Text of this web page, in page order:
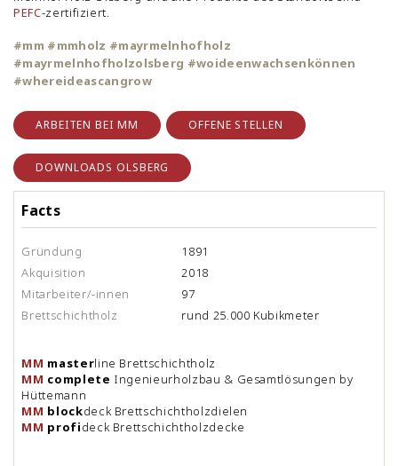
PEFC-zertifiziert.
#mm #mmholz #mayrmelnhofholz
#mayrmelnhofholzolsberg #woideenwachsenkönnen
#whereideascangrow
ARBEITEN BEI MM OFFENE STELLEN
DOWNLOADS OLSBERG
Facts
Gründung
1891
Akquisition
2018
Mitarbeiter/-innen
97
Brettschichtholz
rund 25.000 Kubikmeter
MM masterline Brettschichtholz
MM complete Ingenieurholzbau & Gesamtlösungen by
Hüttemann
MM blockdeck Brettschichtholzdielen
MM profideck Brettschichtholzdecke